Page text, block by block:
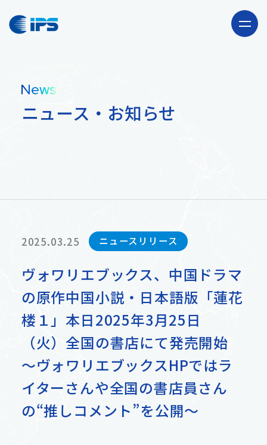
会社情報
Our Business
輸出卸売事業
輸入卸売事業
出版流通代行事業
News
ニュース・お知らせ
Contact
お問い合わせ
News
ニュース・お知らせ
2025.03.25 ニュースリリース
ヴォワリエブックス、中国ドラマ
の原作中国小説・日本語版「蓮花
楼１」本日2025年3月25日
（火）全国の書店にて発売開始
～ヴォワリエブックスHPではラ
イターさんや全国の書店員さん
の“推しコメント”を公開～